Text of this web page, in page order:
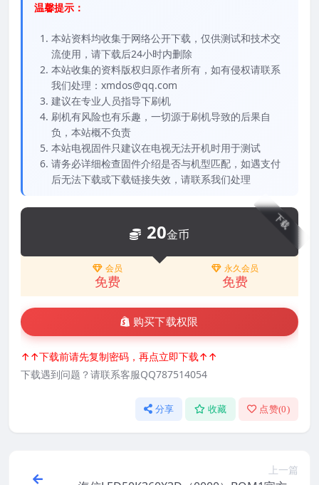
温馨提示：
本站资料均收集于网络公开下载，仅供测试和技术交
流使用，请下载后24小时内删除
本站收集的资料版权归原作者所有，如有侵权请联系
我们处理：xmdos@qq.com
建议在专业人员指导下刷机
刷机有风险也有乐趣，一切源于刷机导致的后果自
负，本站概不负责
本站电视固件只建议在电视无法开机时用于测试
请务必详细检查固件介绍是否与机型匹配，如遇支付
后无法下载或下载链接失效，请联系我们处理
下载
20金币
会员
免费
永久会员
免费
购买下载权限
↑↑下载前请先复制密码，再点立即下载↑↑
下载遇到问题？请联系客服QQ787514054
分享 收藏 点赞(0)
上一篇